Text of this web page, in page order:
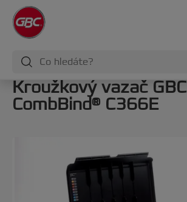
Kroužkový vazač GBC
CombBind® C366E